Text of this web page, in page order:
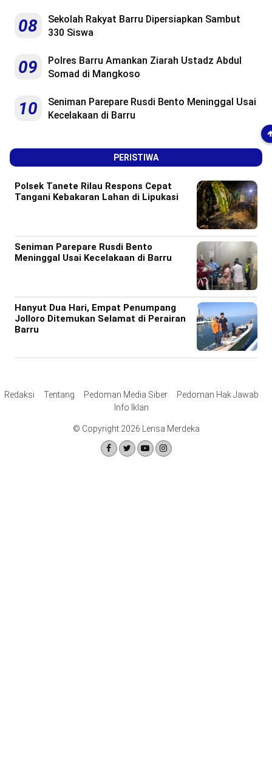
08
Sekolah Rakyat Barru Dipersiapkan Sambut
330 Siswa
09
Polres Barru Amankan Ziarah Ustadz Abdul
Somad di Mangkoso
10
Seniman Parepare Rusdi Bento Meninggal Usai
Kecelakaan di Barru
PERISTIWA
Polsek Tanete Rilau Respons Cepat
Tangani Kebakaran Lahan di Lipukasi
Seniman Parepare Rusdi Bento
Meninggal Usai Kecelakaan di Barru
Hanyut Dua Hari, Empat Penumpang
Jolloro Ditemukan Selamat di Perairan
Barru
Redaksi Tentang Pedoman Media Siber
Pedoman Hak Jawab
Info Iklan
© Copyright 2026 Lensa Merdeka